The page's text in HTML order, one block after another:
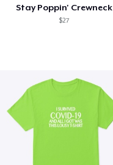
Stay Poppin' Crewneck
$27